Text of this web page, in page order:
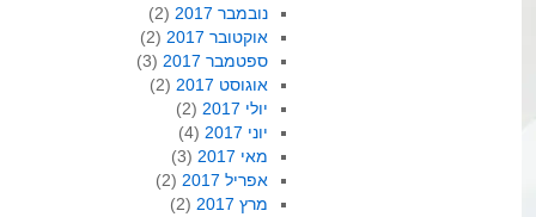
נובמבר 2017
(2)
אוקטובר 2017
(2)
ספטמבר 2017
(3)
אוגוסט 2017
(2)
יולי 2017
(2)
יוני 2017
(4)
מאי 2017
(3)
אפריל 2017
(2)
מרץ 2017
(2)